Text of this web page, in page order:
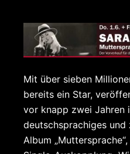
Mit über sieben
bereits ein Star,
vor knapp zwei Jahren
deutschsprachiges
Album